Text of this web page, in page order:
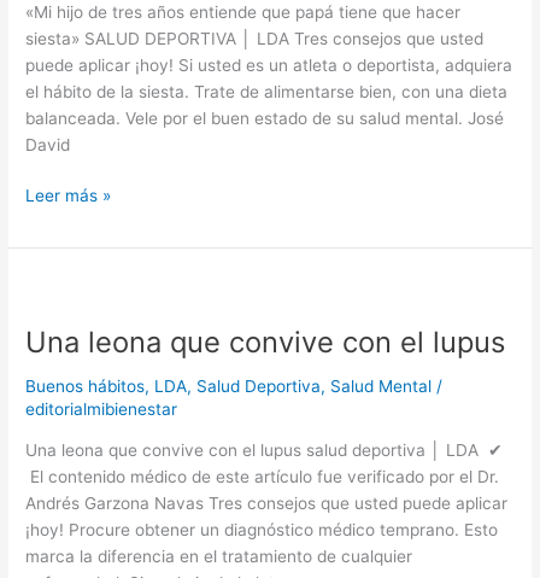
«Mi hijo de tres años entiende que papá tiene que hacer
siesta» SALUD DEPORTIVA │ LDA Tres consejos que usted
puede aplicar ¡hoy! Si usted es un atleta o deportista, adquiera
el hábito de la siesta. Trate de alimentarse bien, con una dieta
balanceada. Vele por el buen estado de su salud mental. José
David
tiene
que
hacer
siesta»
Leer más »
Una leona que convive con el lupus
Buenos hábitos, LDA, Salud Deportiva, Salud Mental /
editorialmibienestar
Una leona que convive con el lupus salud deportiva │ LDA ✔
El contenido médico de este artículo fue verificado por el Dr.
Andrés Garzona Navas Tres consejos que usted puede aplicar
¡hoy! Procure obtener un diagnóstico médico temprano. Esto
marca la diferencia en el tratamiento de cualquier
que
con
el
lupus